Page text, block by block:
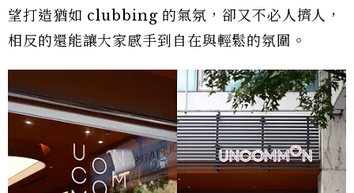
望打造猶如 clubbing 的氣氛，卻又不必人擠人，
相反的還能讓大家感手到自在與輕鬆的氛圍。